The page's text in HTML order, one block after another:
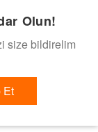
Olun!
size bildirelim
Et